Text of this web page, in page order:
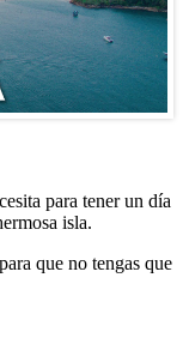
para tener un día
isla.
que no tengas que